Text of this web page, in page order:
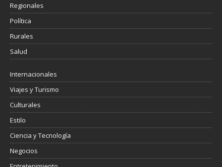
Regionales
Política
Rurales
Salud
Internacionales
Viajes y Turismo
Culturales
Estilo
Ciencia y Tecnología
Negocios